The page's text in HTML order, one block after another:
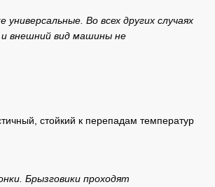
Во всех других случаях
и внешний вид машины не
стойкий к перепадам температур
Брызговики проходят